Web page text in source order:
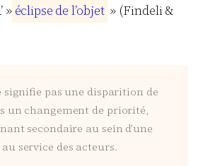
» éclipse de l’objet » (Findeli &
signifie pas une disparition de
un changement de priorité,
secondaire au sein d’une
service des acteurs.